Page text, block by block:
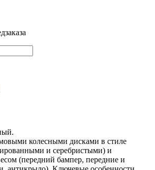
колесными дисками в стиле
и серебристыми) и
(передний бампер, передние и